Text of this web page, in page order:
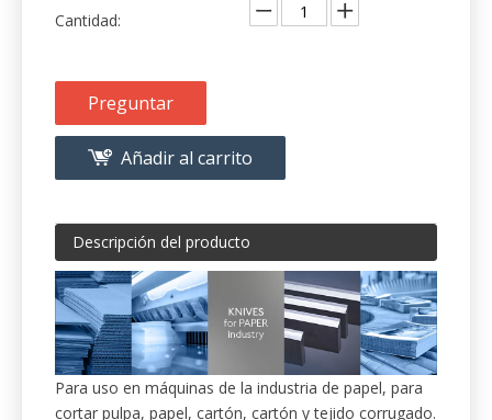
Descripción del producto